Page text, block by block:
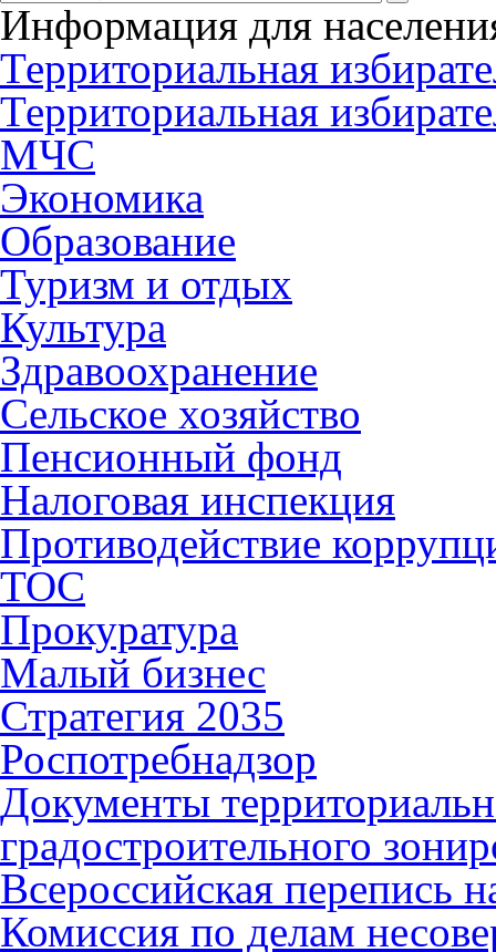
Информация для
Территориальная
Территориальная
МЧС
Экономика
Образование
Туризм и отдых
Культура
Здравоохранение
Сельское хозяйство
Пенсионный фонд
Налоговая инспекция
Противодействие
ТОС
Прокуратура
Малый бизнес
Стратегия 2035
Роспотребнадзор
Документы
градостроительного
Всероссийская перепись
Комиссия по делам